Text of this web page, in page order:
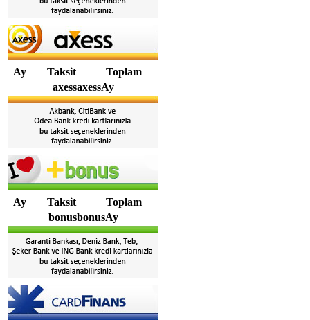
Ay Taksit
Toplam
axessaxessAy
Ay Taksit
Toplam
bonusbonusAy